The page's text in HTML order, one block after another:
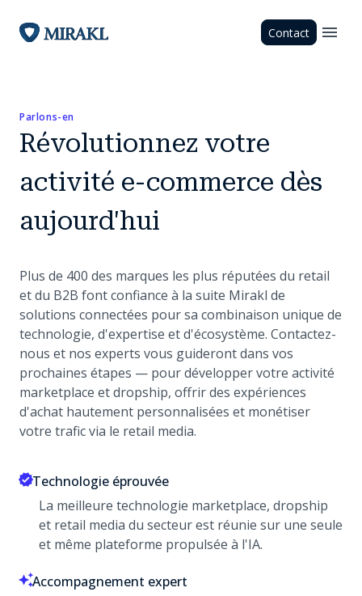
Contact
Parlons-en
Révolutionnez votre
activité e-commerce dès
aujourd'hui
Plus de 400 des marques les plus réputées du retail
et du B2B font confiance à la suite Mirakl de
solutions connectées pour sa combinaison unique de
technologie, d'expertise et d'écosystème. Contactez-
nous et nos experts vous guideront dans vos
prochaines étapes — pour développer votre activité
marketplace et dropship, offrir des expériences
d'achat hautement personnalisées et monétiser
votre trafic via le retail media.
Technologie éprouvée
La meilleure technologie marketplace, dropship
et retail media du secteur est réunie sur une seule
et même plateforme propulsée à l'IA.
Accompagnement expert